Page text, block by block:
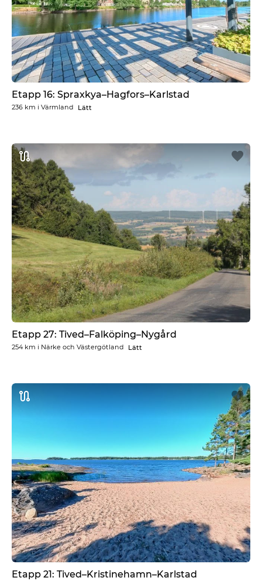
Etapp 16: Spraxkya–Hagfors–Karlstad
236 km i Värmland Lätt
Etapp 27: Tived–Falköping–Nygård
254 km i Närke och Västergötland Lätt
Etapp 21: Tived–Kristinehamn–Karlstad